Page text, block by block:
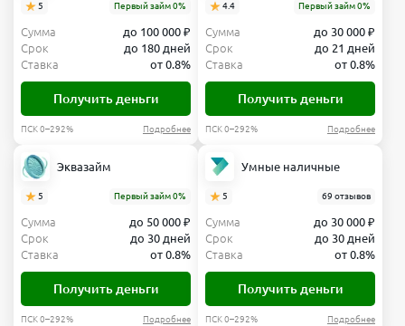
5 Первый займ 0%
Сумма
до 100 000 ₽
Срок
до 180 дней
Ставка
от 0.8%
Получить деньги
ПСК 0–292% Подробнее
4.4 Первый займ 0%
Сумма
до 30 000 ₽
Срок
до 21 дней
Ставка
от 0.8%
Получить деньги
ПСК 0–292% Подробнее
Эквазайм
5 Первый займ 0%
Сумма
до 50 000 ₽
Срок
до 30 дней
Ставка
от 0.8%
Получить деньги
ПСК 0–292% Подробнее
Умные наличные
5 69 отзывов
Сумма
до 30 000 ₽
Срок
до 30 дней
Ставка
от 0.8%
Получить деньги
ПСК 0–292% Подробнее